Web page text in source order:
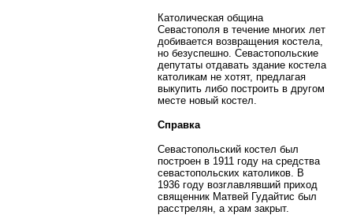
Католическая община
Севастополя в течение многих лет
добивается возвращения костела,
но безуспешно. Севастопольские
депутаты отдавать здание костела
католикам не хотят, предлагая
выкупить либо построить в другом
месте новый костел.
Справка
Севастопольский костел был
построен в 1911 году на средства
севастопольских католиков. В
1936 году возглавлявший приход
священник Матвей Гудайтис был
расстрелян, а храм закрыт.